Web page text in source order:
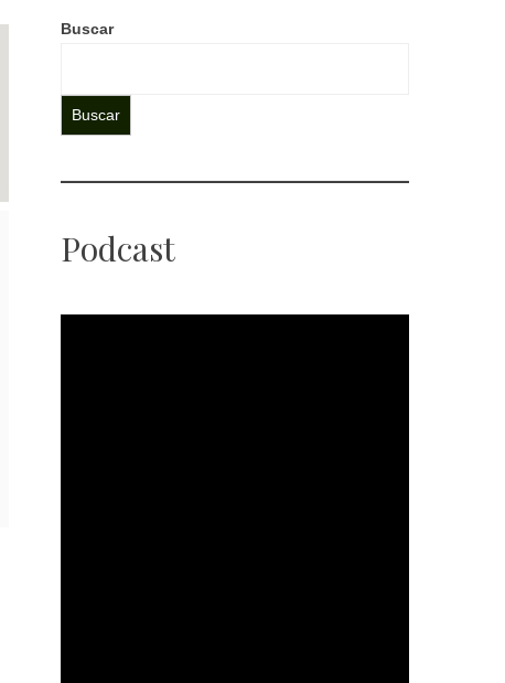
Buscar
Buscar
Podcast